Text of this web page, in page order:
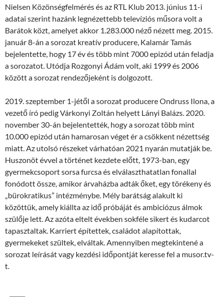
Nielsen Közönségfelmérés és az RTL Klub 2013. június 11-i
adatai szerint hazánk legnézettebb televíziós műsora volt a
Barátok közt, amelyet akkor 1.283.000 néző nézett meg. 2015.
január 8-án a sorozat kreatív producere, Kalamár Tamás
bejelentette, hogy 17 év és több mint 7000 epizód után feladja
a sorozatot. Utódja Rozgonyi Ádám volt, aki 1999 és 2006
között a sorozat rendezőjeként is dolgozott.
2019. szeptember 1-jétől a sorozat producere Ondruss Ilona, ​​a
vezető író pedig Várkonyi Zoltán helyett Lányi Balázs. 2020.
november 30-án bejelentették, hogy a sorozat több mint
10.000 epizód után hamarosan véget ér a csökkent nézettség
miatt. Az utolsó részeket várhatóan 2021 nyarán mutatják be.
Huszonöt évvel a történet kezdete előtt, 1973-ban, egy
gyermekcsoport sorsa furcsa és elválaszthatatlan fonallal
fonódott össze, amikor árvaházba adták őket, egy törékeny és
„bürokratikus” intézménybe. Mély barátság alakult ki
közöttük, amely kiállta az idő próbáját és ambiciózus álmok
szülője lett. Az azóta eltelt években sokféle sikert és kudarcot
tapasztaltak. Karriert építettek, családot alapítottak,
gyermekeket szültek, elváltak. Amennyiben megtekintené a
sorozat leírását vagy kezdési időpontját keresse fel a musor.tv-
t.